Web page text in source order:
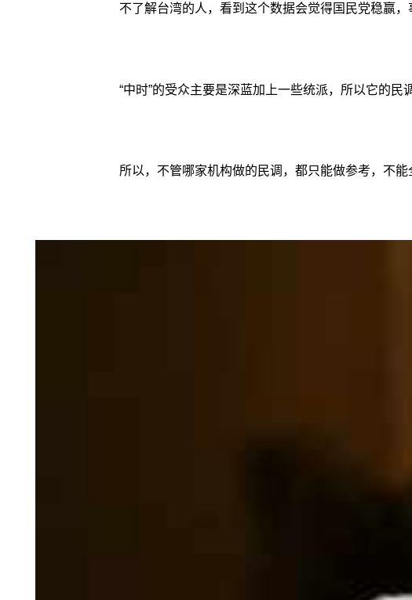
不了解台湾的人，看到这个数据会觉得国民党稳赢，
“中时”的受众主要是深蓝加上一些统派，所以它的民
所以，不管哪家机构做的民调，都只能做参考，不